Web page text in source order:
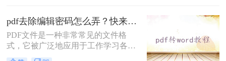
时候应该怎么办呢？这个时候就需要
对文档进行解除密码保护的操作了。
在这种情况下，你可以采用一些方法
来解决这个问题。下面就给大家介绍
三种解除pdf密码保护的方法。
pdf去除编辑密码怎么弄？快来试试这两种方法！
PDF文件是一种非常常见的文件格
式，它被广泛地应用于工作学习各个
领域。由于PDF文件中的内容往往十